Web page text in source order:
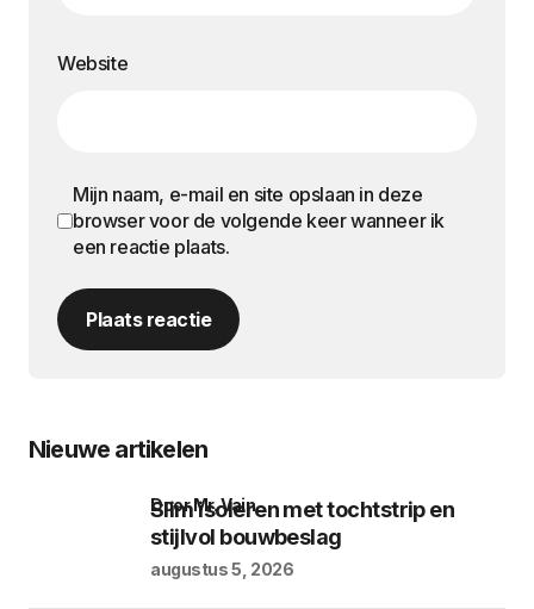
Website
Mijn naam, e-mail en site opslaan in deze
browser voor de volgende keer wanneer ik
een reactie plaats.
Plaats reactie
Nieuwe artikelen
Slim isoleren met tochtstrip en
stijlvol bouwbeslag
door Mr. Vain
augustus 5, 2026